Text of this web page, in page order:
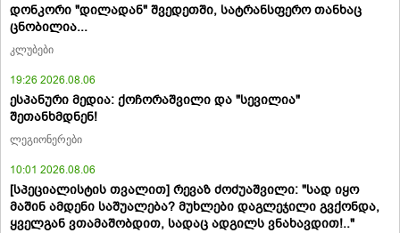
დონკორი "დილადან" შვედეთში, სატრანსფერო თანხაც
ცნობილია...
კლუბები
19:26 2026.08.06
ესპანური მედია: ქოჩორაშვილი და "სევილია"
შეთანხმდნენ!
ლეგიონერები
10:01 2026.08.06
[სპეციალისტის თვალით] რევაზ ძოძუაშვილი: "სად იყო
მაშინ ამდენი საშუალება? მუხლები დაგლეჯილი გვქონდა,
ყველგან ვთამაშობდით, სადაც ადგილს ვნახავდით!.."